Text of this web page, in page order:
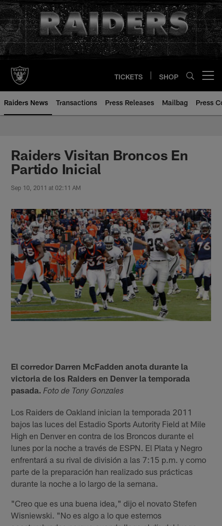
Skip
to
main
content
TICKETS SHOP
Raiders News Transactions Press Releases Mailbag Press
Raiders Visitan Broncos En
Partido Inicial
Sep 10, 2011 at 02:11 AM
El corredor Darren McFadden anota durante la
victoria de los Raiders en Denver la temporada
pasada. Foto de Tony Gonzales
Los Raiders de Oakland inician la temporada 2011
bajos las luces del Estadio Sports Autority Field at Mile
High en Denver en contra de los Broncos durante el
lunes por la noche a través de ESPN. El Plata y Negro
enfrentará a su rival de división a las 7:15 p.m. y como
parte de la preparación han realizado sus prácticas
durante la noche a lo largo de la semana.
"Creo que es una buena idea," dijo el novato Stefen
Wisniewski. "No es algo a lo que estemos